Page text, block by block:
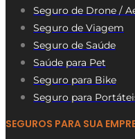
Seguro de Drone /
Seguro de Viagem
Seguro de Saúde
Saúde para Pet
Seguro para Bike
Seguro para
SEGUROS PARA SUA